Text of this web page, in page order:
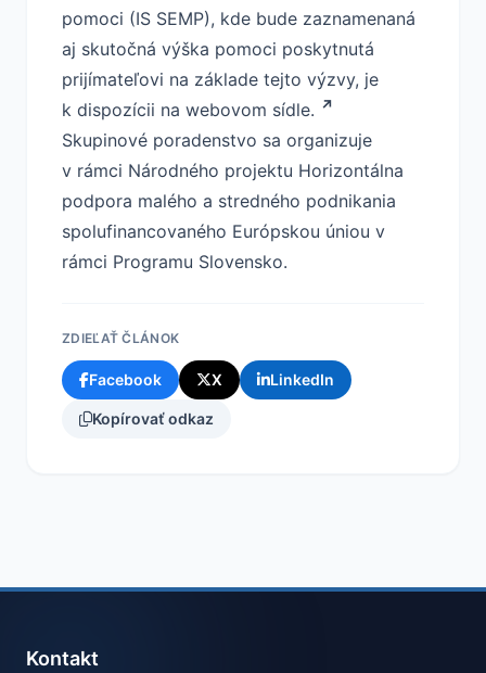
pomoci (IS SEMP), kde bude zaznamenaná
aj skutočná výška pomoci poskytnutá
prijímateľovi na základe tejto výzvy, je
k dispozícii na webovom sídle.
Skupinové poradenstvo sa organizuje
v rámci Národného projektu Horizontálna
podpora malého a stredného podnikania
spolufinancovaného Európskou úniou v
rámci Programu Slovensko.
ZDIEĽAŤ ČLÁNOK
Facebook X LinkedIn
Kopírovať odkaz
Kontakt